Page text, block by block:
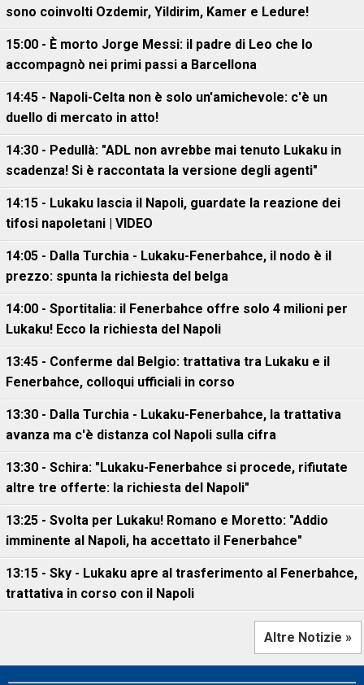
sono coinvolti Ozdemir, Yildirim, Kamer e Ledure!
15:00 - È morto Jorge Messi: il padre di Leo che lo
accompagnò nei primi passi a Barcellona
14:45 - Napoli-Celta non è solo un'amichevole: c'è un
duello di mercato in atto!
14:30 - Pedullà: "ADL non avrebbe mai tenuto Lukaku in
scadenza! Si è raccontata la versione degli agenti"
14:15 - Lukaku lascia il Napoli, guardate la reazione dei
tifosi napoletani | VIDEO
14:05 - Dalla Turchia - Lukaku-Fenerbahce, il nodo è il
prezzo: spunta la richiesta del belga
14:00 - Sportitalia: il Fenerbahce offre solo 4 milioni per
Lukaku! Ecco la richiesta del Napoli
13:45 - Conferme dal Belgio: trattativa tra Lukaku e il
Fenerbahce, colloqui ufficiali in corso
13:30 - Dalla Turchia - Lukaku-Fenerbahce, la trattativa
avanza ma c'è distanza col Napoli sulla cifra
13:30 - Schira: "Lukaku-Fenerbahce si procede, rifiutate
altre tre offerte: la richiesta del Napoli"
13:25 - Svolta per Lukaku! Romano e Moretto: "Addio
imminente al Napoli, ha accettato il Fenerbahce"
13:15 - Sky - Lukaku apre al trasferimento al Fenerbahce,
trattativa in corso con il Napoli
Altre Notizie »